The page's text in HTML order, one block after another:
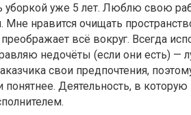
уже 5 лет. Люблю свою
Мне нравится очищать
всё вокруг. Всегда
недочёты (если они есть) —
свои предпочтения,
Деятельность, в